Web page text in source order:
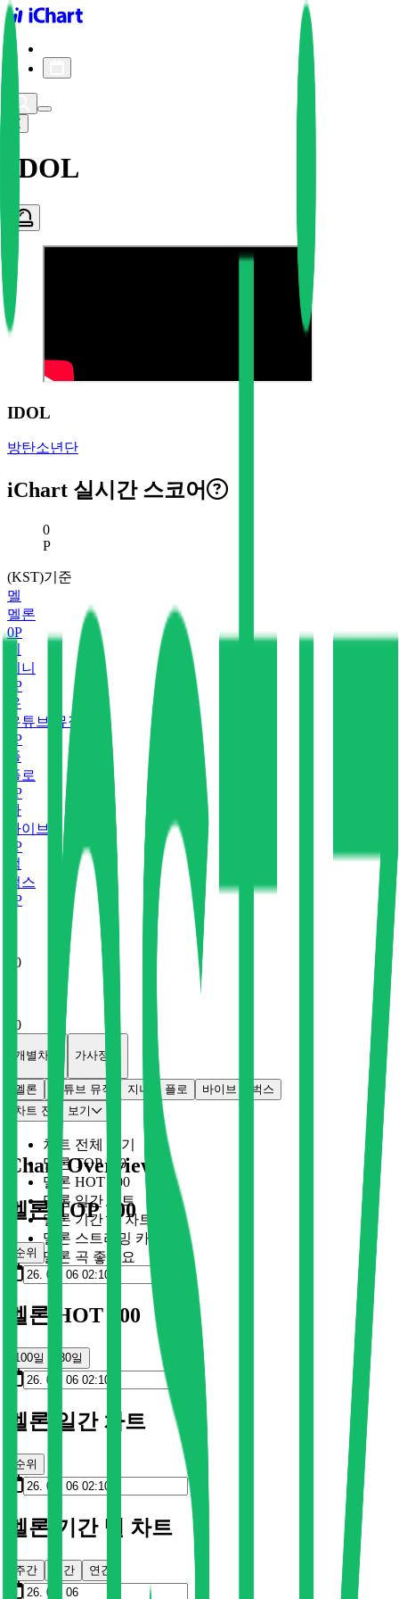
iChart logo
IDOL
IDOL
방탄소년단
iChart 실시간 스코어
현재 스코어
0
P
(KST)기준
멜
멜론
0P
지니
P
유
유튜브 뮤직
P
플
플로
P
바
바이브
P
벅
벅스
P
0
0
개별차트 가사정보
멜론 유튜브 뮤직 지니 플로 바이브
벅스
차트 전체 보기
차트 전체 보기
멜론 TOP 100
멜론 HOT 100
멜론 일간 차트
멜론 기간 별 차트
멜론 스트리밍 카드
멜론 곡 좋아요
Chart Overview
멜론 TOP 100
순위
멜론 HOT 100
100일 30일
멜론 일간 차트
순위
멜론 기간 별 차트
주간 월간 연간